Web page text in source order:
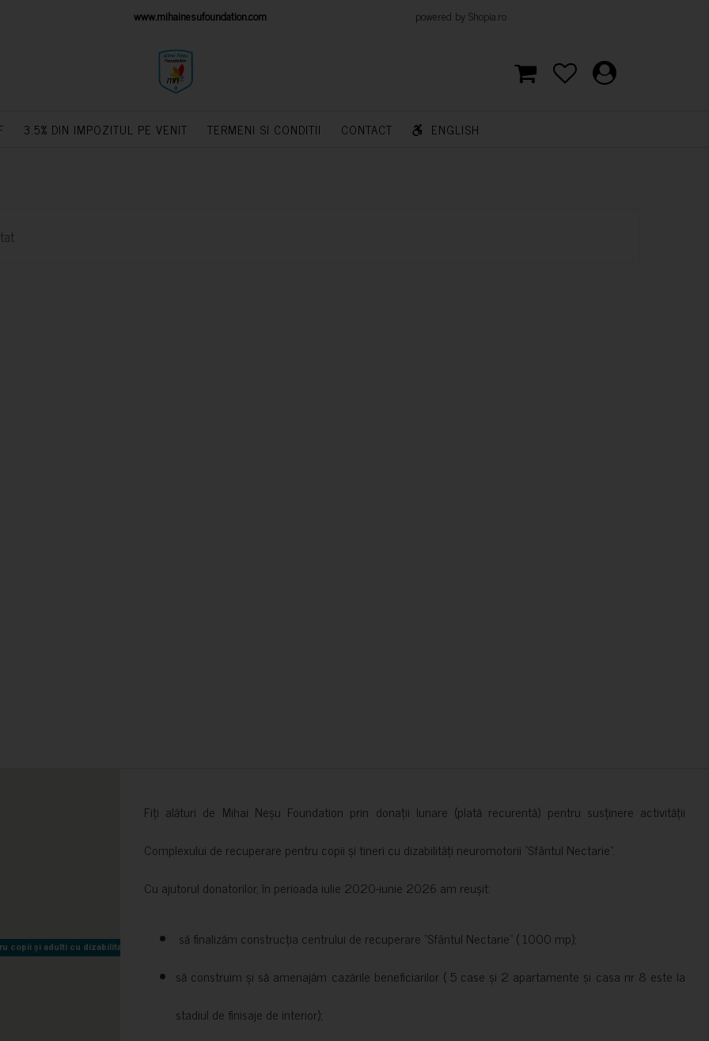
PLATFORM www.mihainesufoundation.com powered by Shopia.ro
3.5% DIN IMPOZITUL PE VENIT TERMENI SI CONDITII CONTACT ENGLISH
copii și adulti cu dizabilitati neuromotorii Sfântul Nectarie
copii și adulti cu dizabilitati neuromotorii Sfântul Nectarie
Fiți alături de Mihai Neșu Foundation prin donații lunare (plată recurentă) pentru susținere activității
Complexului de recuperare pentru copii și tineri cu dizabilități neuromotorii ”Sfântul Nectarie”.
Cu ajutorul donatorilor, în perioada iulie 2020-iunie 2026 am reușit:
să finalizăm construcția centrului de recuperare ”Sfântul Nectarie” ( 1000 mp);
să construim și să amenajăm cazările beneficiarilor ( 5 case și 2 apartamente și casa nr 8 este la
stadiul de finisaje de interior);